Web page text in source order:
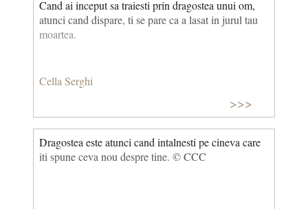
Cand ai inceput sa traiesti prin dragostea unui om,
atunci cand dispare, ti se pare ca a lasat in jurul tau
moartea.
Cella Serghi
>>>
Dragostea este atunci cand intalnesti pe cineva care
iti spune ceva nou despre tine. © CCC